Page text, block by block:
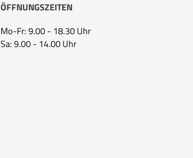
ÖFFNUNGSZEITEN
Mo-Fr: 9.00 - 18.30 Uhr
Sa: 9.00 - 14.00 Uhr